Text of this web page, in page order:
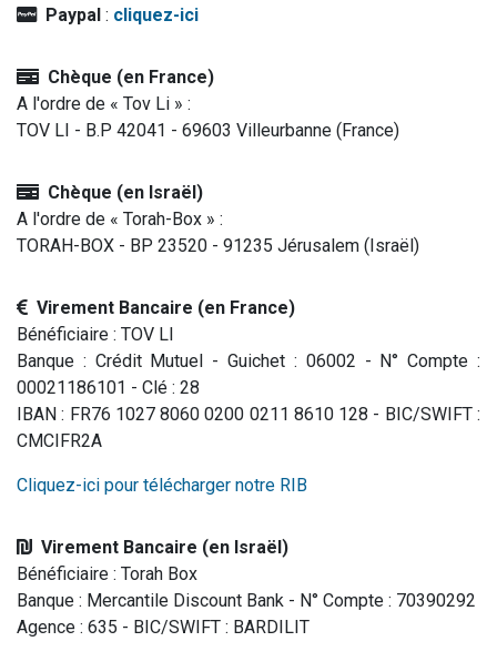
Paypal : cliquez-ici
Chèque (en France)
A l'ordre de « Tov Li » :
TOV LI - B.P 42041 - 69603 Villeurbanne (France)
Chèque (en Israël)
A l'ordre de « Torah-Box » :
TORAH-BOX - BP 23520 - 91235 Jérusalem (Israël)
Virement Bancaire (en France)
Bénéficiaire : TOV LI
Banque : Crédit Mutuel - Guichet : 06002 - N° Compte :
00021186101 - Clé : 28
IBAN : FR76 1027 8060 0200 0211 8610 128 - BIC/SWIFT :
CMCIFR2A
Cliquez-ici pour télécharger notre RIB
Virement Bancaire (en Israël)
Bénéficiaire : Torah Box
Banque : Mercantile Discount Bank - N° Compte : 70390292
Agence : 635 - BIC/SWIFT : BARDILIT